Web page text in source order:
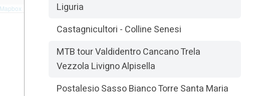
Mapbox
Liguria
Castagnicultori - Colline Senesi
MTB tour Valdidentro Cancano Trela
Vezzola Livigno Alpisella
Postalesio Sasso Bianco Torre Santa Maria